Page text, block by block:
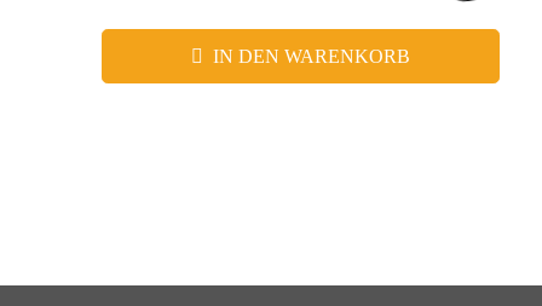
IN DEN WARENKORB